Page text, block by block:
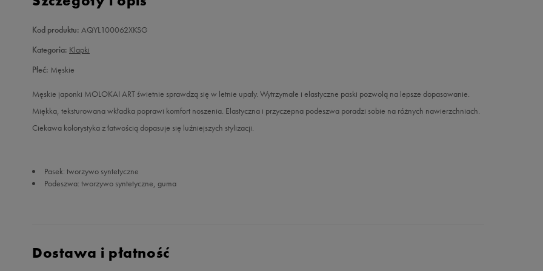
Kod produktu: AQYL100062XKSG
Kategoria: Klapki
Płeć: Męskie
Męskie japonki MOLOKAI ART świetnie sprawdzą się w letnie upały. Wytrzymałe i elastyczne paski pozwolą na lepsze dopasowanie.
Miękka, teksturowana wkładka poprawi komfort noszenia. Elastyczna i przyczepna podeszwa poradzi sobie na różnych nawierzchniach.
Ciekawa kolorystyka z łatwością dopasuje się luźniejszych stylizacji.
Pasek: tworzywo syntetyczne
Podeszwa: tworzywo syntetyczne, guma
Dostawa i płatność